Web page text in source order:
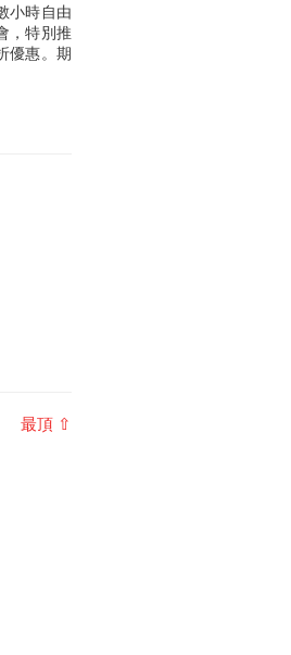
小時自由
，特別推
優惠。期
最頂 ⇧